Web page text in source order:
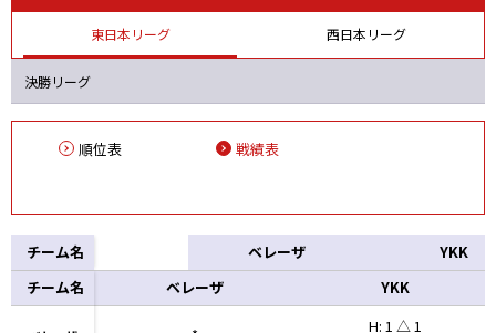
東日本リーグ 西日本リーグ
決勝リーグ
順位表 戦績表
チーム名 ベレーザ YKK
H: 1 △ 1
チーム名
チーム名 ベレーザ YKK